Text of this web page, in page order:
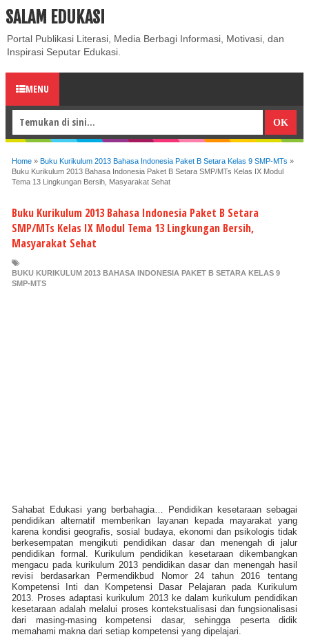
ABOUT CONTACT US
SALAM EDUKASI
Portal Publikasi Literasi, Media Berbagi Informasi, Motivasi, dan
Inspirasi Seputar Edukasi.
MENU
Home » Buku Kurikulum 2013 Bahasa Indonesia Paket B Setara Kelas 9 SMP-MTs »
Buku Kurikulum 2013 Bahasa Indonesia Paket B Setara SMP/MTs Kelas IX Modul
Tema 13 Lingkungan Bersih, Masyarakat Sehat
Buku Kurikulum 2013 Bahasa Indonesia Paket B Setara
SMP/MTs Kelas IX Modul Tema 13 Lingkungan Bersih,
Masyarakat Sehat
BUKU KURIKULUM 2013 BAHASA INDONESIA PAKET B SETARA KELAS 9
SMP-MTS
Sahabat Edukasi yang berbahagia… Pendidikan kesetaraan sebagai
pendidikan alternatif memberikan layanan kepada mayarakat yang
karena kondisi geografis, sosial budaya, ekonomi dan psikologis tidak
berkesempatan mengikuti pendidikan dasar dan menengah di jalur
pendidikan formal. Kurikulum pendidikan kesetaraan dikembangkan
mengacu pada kurikulum 2013 pendidikan dasar dan menengah hasil
revisi berdasarkan Permendikbud Nomor 24 tahun 2016 tentang
Kompetensi Inti dan Kompetensi Dasar Pelajaran pada Kurikulum
2013. Proses adaptasi kurikulum 2013 ke dalam kurikulum pendidikan
kesetaraan adalah melalui proses kontekstualisasi dan fungsionalisasi
dari masing-masing kompetensi dasar, sehingga peserta didik
memahami makna dari setiap kompetensi yang dipelajari.